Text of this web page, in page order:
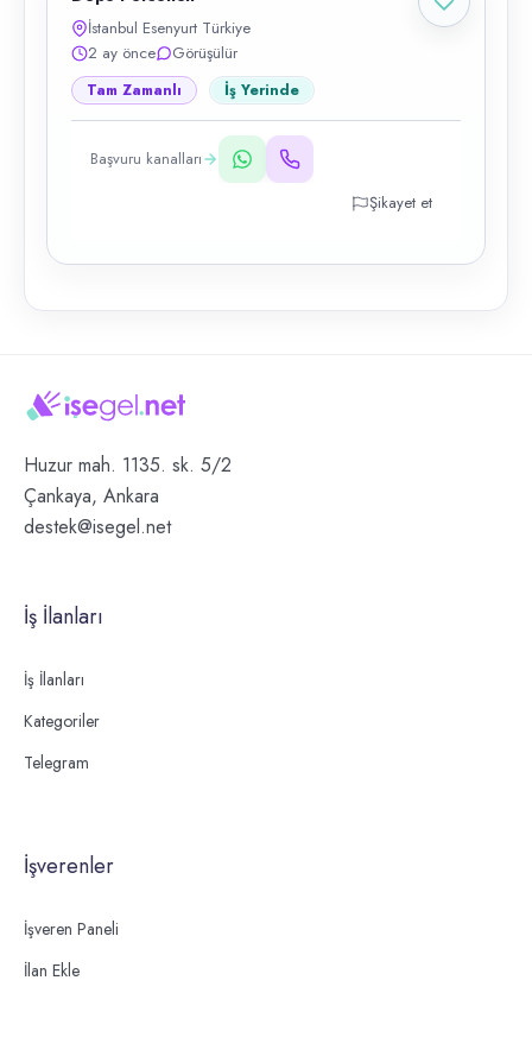
İstanbul Esenyurt Türkiye
2 ay önce
Görüşülür
Tam Zamanlı İş Yerinde
Başvuru kanalları
Şikayet et
Huzur mah. 1135. sk. 5/2
Çankaya, Ankara
destek@isegel.net
İş İlanları
İş İlanları
Kategoriler
Telegram
İşverenler
İşveren Paneli
İlan Ekle